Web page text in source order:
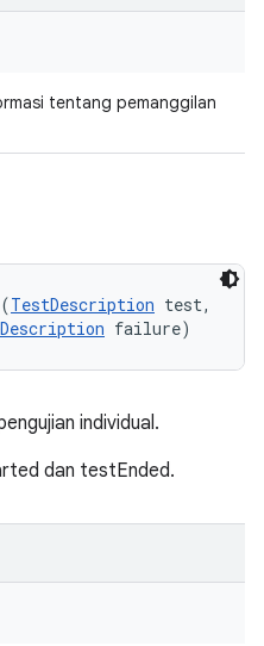
tentang pemanggilan
TestDescription test,
failure)
individual.
dan testEnded.